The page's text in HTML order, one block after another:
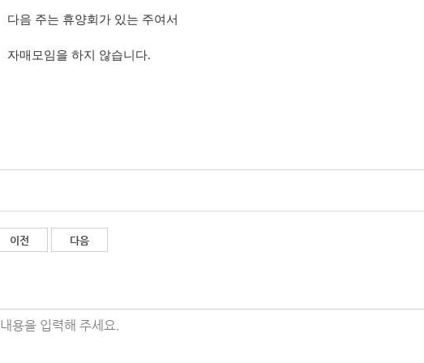
다음 주는 휴양회가 있는 주여서
자매모임을 하지 않습니다.
이전 다음
내용을 입력해 주세요.